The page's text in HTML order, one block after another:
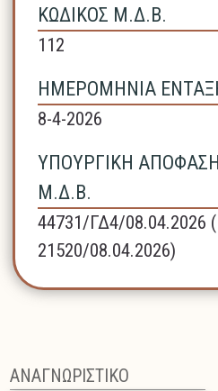
ΚΩΔΙΚΟΣ Μ.Δ.Β.
112
ΗΜΕΡΟΜΗΝΙΑ
8-4-2026
ΥΠΟΥΡΓΙΚΗ
Μ.Δ.Β.
44731/ΓΔ4/08.04.2026
21520/08.04.2026)
ΑΝΑΓΝΩΡΙΣΤΙΚΟ